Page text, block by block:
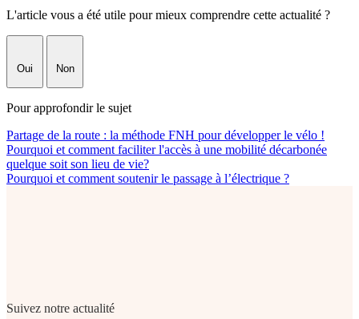
L'article vous a été utile pour mieux comprendre cette actualité ?
Oui Non
Pour approfondir le sujet
Partage de la route : la méthode FNH pour développer le vélo !
Pourquoi et comment faciliter l'accès à une mobilité décarbonée
quelque soit son lieu de vie?
Pourquoi et comment soutenir le passage à l’électrique ?
Suivez notre actualité